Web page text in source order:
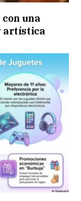
una
artística